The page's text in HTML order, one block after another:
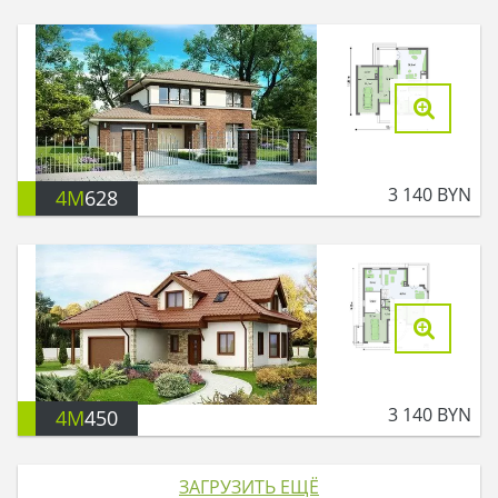
4M628 3 140 BYN
4M450 3 140 BYN
ЗАГРУЗИТЬ ЕЩЁ